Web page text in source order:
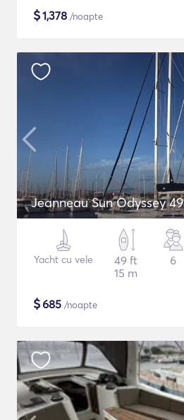
$1,378 /noapte
Jeanneau Sun Odyssey 49
Yacht cu vele
49 ft
15 m
6
$685 /noapte